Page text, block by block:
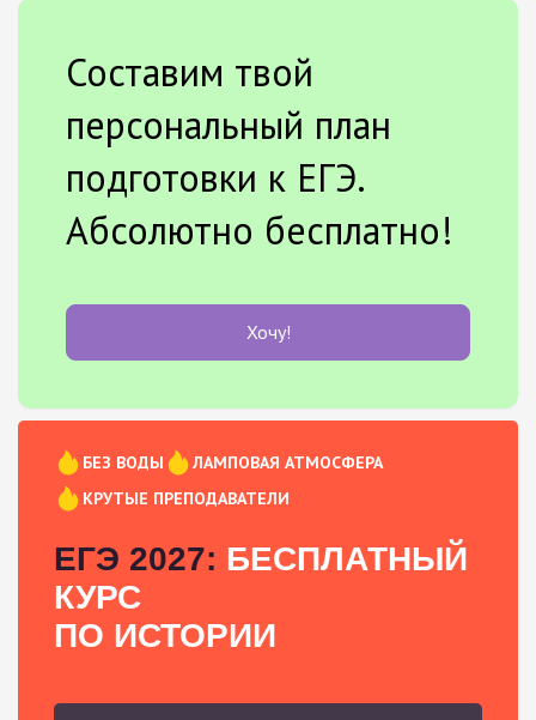
Составим твой
персональный план
подготовки к ЕГЭ.
Абсолютно бесплатно!
Хочу!
БЕЗ ВОДЫ
ЛАМПОВАЯ АТМОСФЕРА
КРУТЫЕ ПРЕПОДАВАТЕЛИ
ЕГЭ 2027: БЕСПЛАТНЫЙ
КУРС
ПО ИСТОРИИ